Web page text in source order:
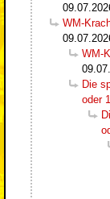
WM-
WM-
Die
oder